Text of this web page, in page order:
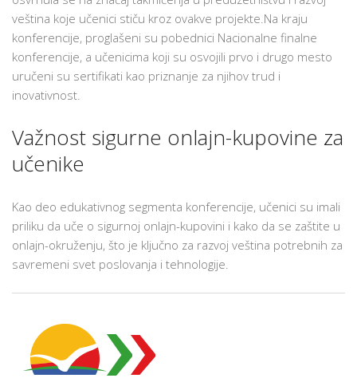
veština koje učenici stiču kroz ovakve projekte.Na kraju
konferencije, proglašeni su pobednici Nacionalne finalne
konferencije, a učenicima koji su osvojili prvo i drugo mesto
uručeni su sertifikati kao priznanje za njihov trud i
inovativnost.
Važnost sigurne onlajn-kupovine za
učenike
Kao deo edukativnog segmenta konferencije, učenici su imali
priliku da uče o sigurnoj onlajn-kupovini i kako da se zaštite u
onlajn-okruženju, što je ključno za razvoj veština potrebnih za
savremeni svet poslovanja i tehnologije.